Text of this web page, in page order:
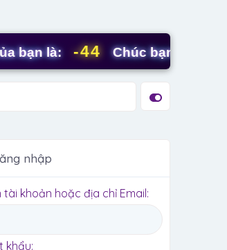
là: -44 Chúc bạn ngày mới
nhập
tài khoản hoặc địa chỉ Email
khẩu